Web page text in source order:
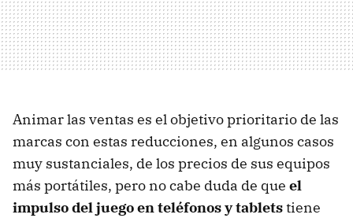
Animar las ventas es el objetivo prioritario de las
marcas con estas reducciones, en algunos casos
muy sustanciales, de los precios de sus equipos
más portátiles, pero no cabe duda de que el
impulso del juego en teléfonos y tabletstiene